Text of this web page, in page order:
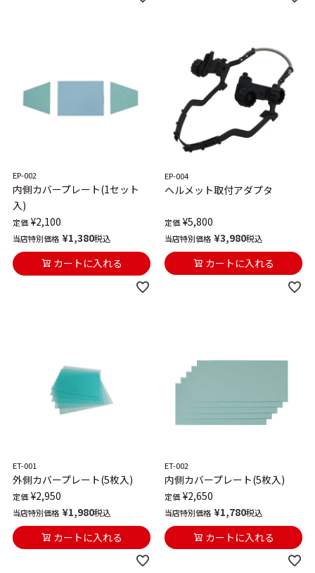
EP-002
内側カバープレート(1セット
入)
定価 ¥2,100
当店特別価格 ¥1,380税込
カートに入れる
EP-004
ヘルメット取付アダプタ
定価 ¥5,800
当店特別価格 ¥3,980税込
カートに入れる
ET-001
外側カバープレート(5枚入)
定価 ¥2,950
当店特別価格 ¥1,980税込
カートに入れる
ET-002
内側カバープレート(5枚入)
定価 ¥2,650
当店特別価格 ¥1,780税込
カートに入れる